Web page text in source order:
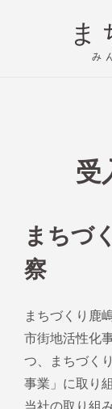
ま
み
受
まちづ
察
まちづくり鹿
市街地活性化
つ、まちづく
事業」に取り